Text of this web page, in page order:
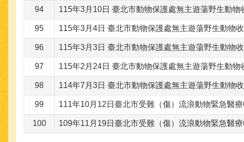
94 115年3月10日 臺北市動物保護處無主遊蕩野生動物
95 115年3月4日 臺北市動物保護處無主遊蕩野生動物
96 115年3月3日 臺北市動物保護處無主遊蕩野生動物
97 115年2月24日 臺北市動物保護處無主遊蕩野生動物
98 114年7月3日 臺北市動物保護處無主遊蕩野生動物
99 111年10月12日臺北市受難（傷）流浪動物緊急醫
100 109年11月19日臺北市受難（傷）流浪動物緊急醫